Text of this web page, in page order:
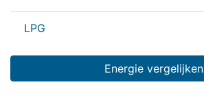
LPG
Energie vergelijken